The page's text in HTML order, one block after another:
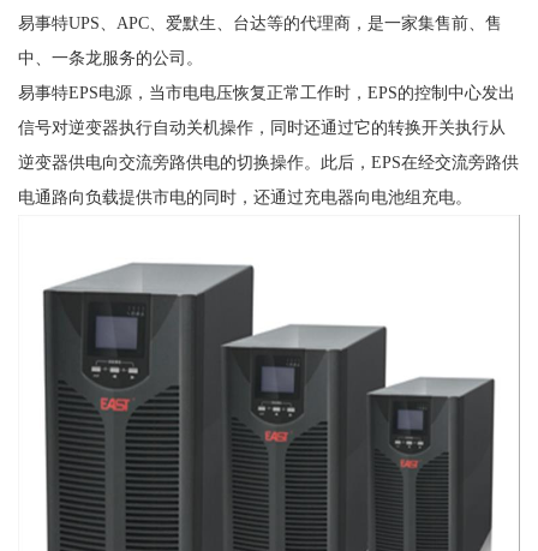
易事特UPS、APC、爱默生、台达等的代理商，是一家集售前、售
中、一条龙服务的公司。
易事特EPS电源，当市电电压恢复正常工作时，EPS的控制中心发出
信号对逆变器执行自动关机操作，同时还通过它的转换开关执行从
逆变器供电向交流旁路供电的切换操作。此后，EPS在经交流旁路供
电通路向负载提供市电的同时，还通过充电器向电池组充电。